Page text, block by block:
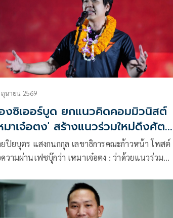
นายน 2569
งซิเออร์บูด ยกแนวคิดคอมมิวนิสต์
มาเจ๋อตง' สร้างแนวร่วมใหม่ดึงศัตรู
นมิตร
ปิยบุตร แสงกนกกุล เลขาธิการคณะก้าวหน้า โพสต์
วามผ่านเฟซบุ๊กว่า เหมาเจ๋อตง : ว่าด้วยแนวร่วม
พรรดินิยมญี่ปุ่น พรรคคอมมิวนิสต์จีนตัดสินใจผนึก
งกับพรรคก๊กมินตั๋ง ผนึกกำลังกับนายทุนชาติ เพื่อรบ